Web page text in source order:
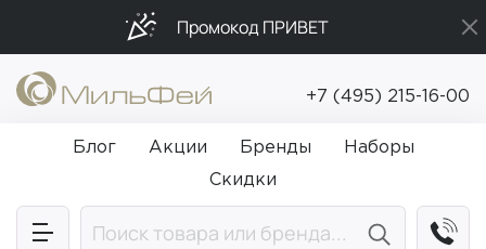
Промокод ПРИВЕТ
Подарки в каждый заказ от 5 000₽
Бесплатная доставка от 5 000₽
+7 (495) 215-16-00
Блог Акции Бренды
Наборы
Скидки